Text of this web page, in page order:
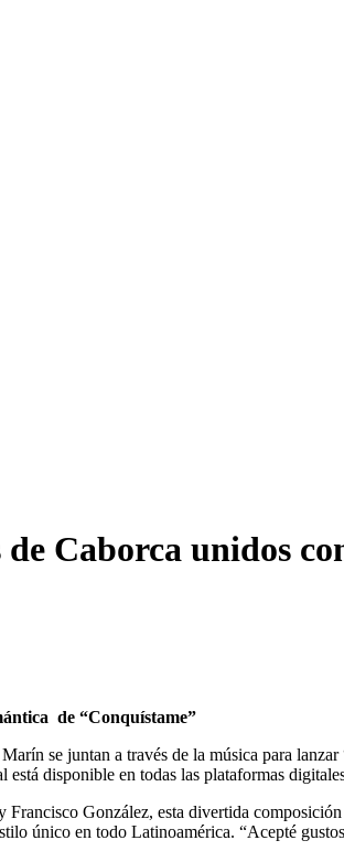
Caborca unidos
de “Conquístame”
se juntan a través de la música para
disponible en todas las plataformas
González, esta divertida
único en todo Latinoamérica. “Acepté